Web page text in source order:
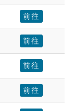
前往
前往
前往
前往